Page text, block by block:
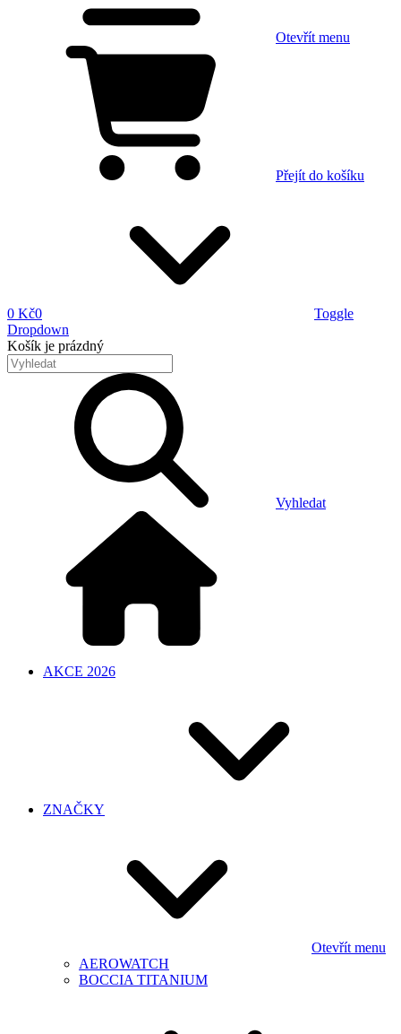
Otevřít menu
Přejít do košíku
0 Kč0
Toggle
Dropdown
Košík je prázdný
Vyhledat
AKCE 2026
ZNAČKY
Otevřít menu
AEROWATCH
BOCCIA TITANIUM